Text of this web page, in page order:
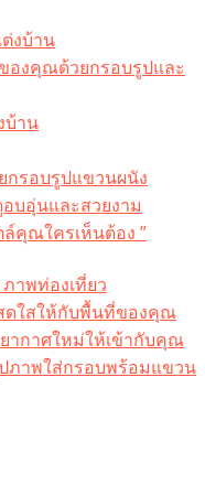
งบ้าน
องคุณด้วยกรอบรูปและ
บ้าน
กรอบรูปแขวนผนัง
บอุ่นและสวยงาม
คุณใครเห็นต้อง ”
าพท่องเที่ยว
ดใสให้กับพื้นที่ของคุณ
ากาศใหม่ให้เข้ากับคุณ
ภาพใส่กรอบพร้อมแขวน​